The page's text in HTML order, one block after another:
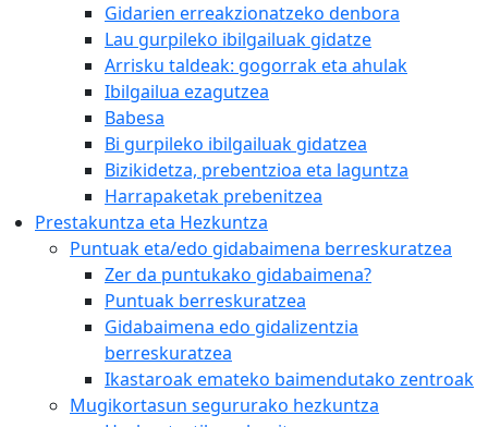
Gidarien erreakzionatzeko denbora
Lau gurpileko ibilgailuak gidatze
Arrisku taldeak: gogorrak eta ahulak
Ibilgailua ezagutzea
Babesa
Bi gurpileko ibilgailuak gidatzea
Bizikidetza, prebentzioa eta laguntza
Harrapaketak prebenitzea
Prestakuntza eta Hezkuntza
Puntuak eta/edo gidabaimena berreskuratzea
Zer da puntukako gidabaimena?
Puntuak berreskuratzea
Gidabaimena edo gidalizentzia
berreskuratzea
Ikastaroak emateko baimendutako zentroak
Mugikortasun segururako hezkuntza